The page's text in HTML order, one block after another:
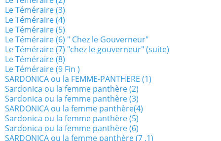
Le Téméraire (3)
Le Téméraire (4)
Le Téméraire (5)
Le Téméraire (6) " Chez le Gouverneur"
Le Téméraire (7) "chez le gouverneur" (suite)
Le Téméraire (8)
Le Téméraire (9 Fin )
SARDONICA ou la FEMME-PANTHERE (1)
Sardonica ou la femme panthère (2)
Sardonica ou la femme panthère (3)
SARDONICA ou la femme panthère(4)
Sardonica ou la femme panthère (5)
Sardonica ou la femme panthère (6)
SARDONICA ou la femme panthère (7 .1)